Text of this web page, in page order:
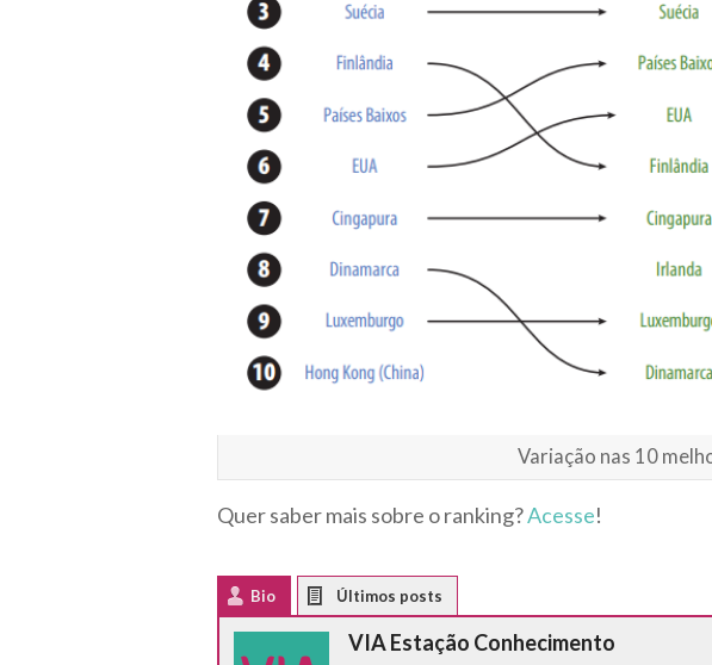
Variação nas 10
Quer saber mais sobre o ranking?Acesse!
Bio
VIA Estação Conhecimento